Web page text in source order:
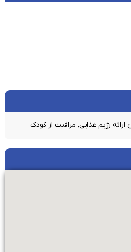
رژیم غذایی, مراقبت از کودک